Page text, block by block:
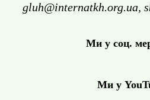
gluh@internatkh.org.ua,
Ми у соц.
Ми у